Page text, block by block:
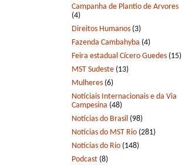
Campanha de Plantio de Arvores
(4)
Direitos Humanos (3)
Fazenda Cambahyba (4)
Feira estadual Cícero Guedes (15)
MST Sudeste (13)
Mulheres (6)
Notíciais Internacionais e da Via
Campesina (48)
Notícias do Brasil (98)
Notícias do MST Rio (281)
Notícias do Rio (148)
Podcast (8)